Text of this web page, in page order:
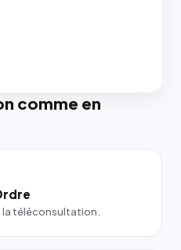
comme en
la téléconsultation.